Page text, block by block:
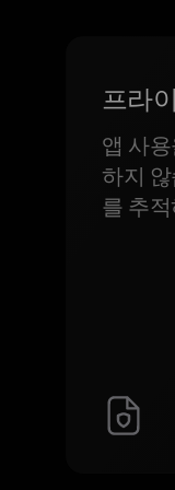
프라
앱 사
하지
를 추